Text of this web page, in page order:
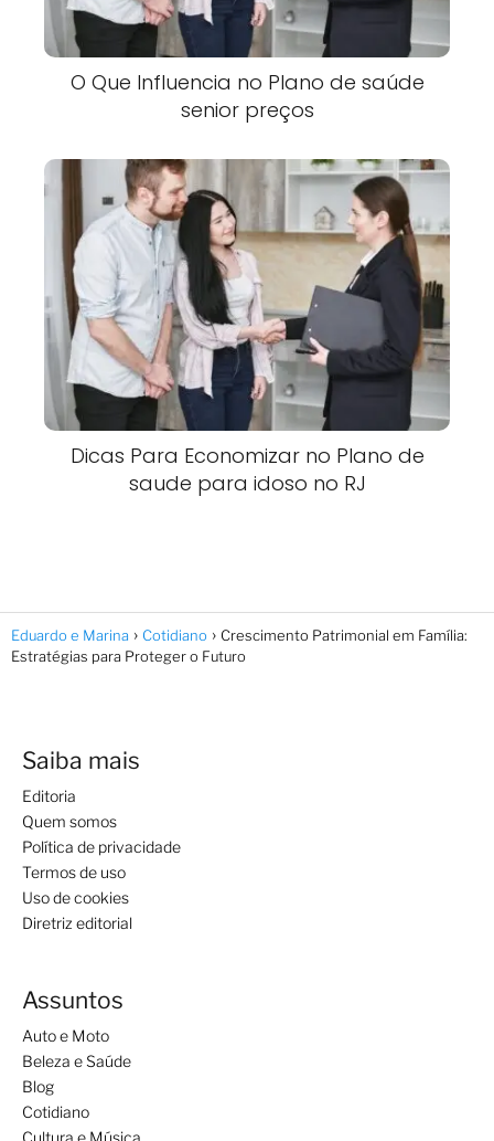
O Que Influencia no Plano de saúde
senior preços
Dicas Para Economizar no Plano de
saude para idoso no RJ
Eduardo e Marina Cotidiano
Crescimento Patrimonial em Família:
Estratégias para Proteger o Futuro
Saiba mais
Editoria
Quem somos
Política de privacidade
Termos de uso
Uso de cookies
Diretriz editorial
Assuntos
Auto e Moto
Beleza e Saúde
Blog
Cotidiano
Cultura e Música